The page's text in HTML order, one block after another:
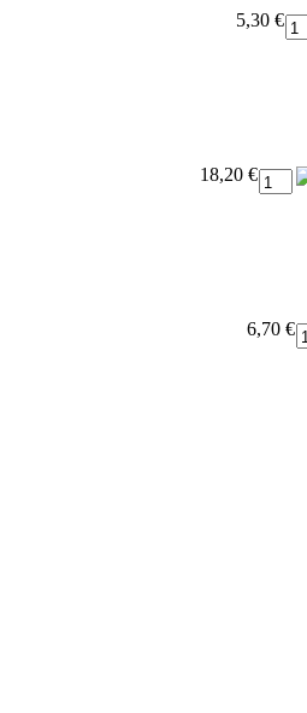
5,30 €
18,20 €
6,70 €